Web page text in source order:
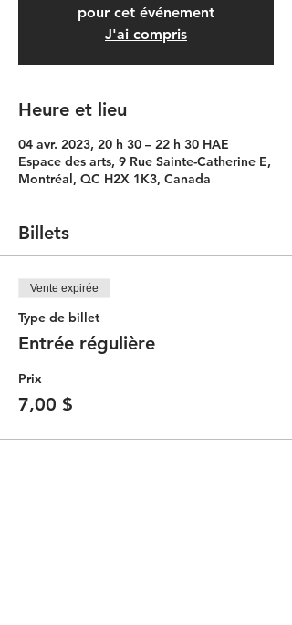
pour cet événement
J'ai compris
Heure et lieu
04 avr. 2023, 20 h 30 – 22 h 30 HAE
Espace des arts, 9 Rue Sainte-Catherine E,
Montréal, QC H2X 1K3, Canada
Billets
Vente expirée
Type de billet
Entrée régulière
Prix
7,00 $